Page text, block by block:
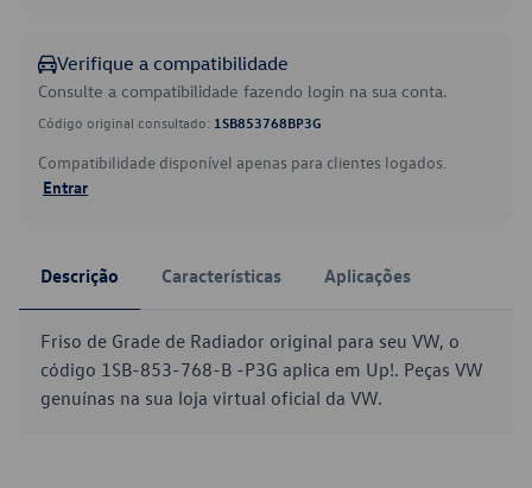
Verifique a compatibilidade
Consulte a compatibilidade fazendo login na sua conta.
Código original consultado: 1SB853768BP3G
Compatibilidade disponível apenas para clientes logados.
Entrar
Descrição Características Aplicações
Friso de Grade de Radiador original para seu VW, o
código 1SB-853-768-B -P3G aplica em Up!. Peças VW
genuínas na sua loja virtual oficial da VW.